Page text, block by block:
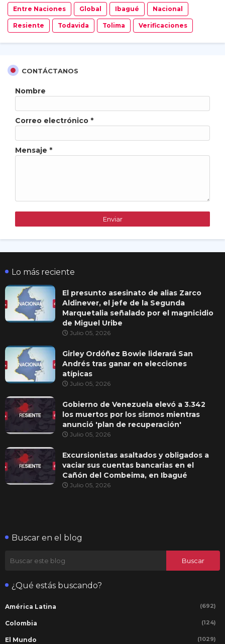
Entre Naciones Global Ibagué Nacional
Resiente Todavida Tolima Verificaciones
CONTÁCTANOS
Nombre
Correo electrónico *
Mensaje *
Lo más reciente
El presunto asesinato de alias Zarco
Aldinever, el jefe de la Segunda
Marquetalia señalado por el magnicidio
de Miguel Uribe
Julio 05, 2026
Girley Ordóñez Bowie liderará San
Andrés tras ganar en elecciones
atípicas
Julio 05, 2026
Gobierno de Venezuela elevó a 3.342
los muertos por los sismos mientras
anunció 'plan de recuperación'
Julio 05, 2026
Excursionistas asaltados y obligados a
vaciar sus cuentas bancarias en el
Cañón del Combeima, en Ibagué
Julio 05, 2026
Buscar en el blog
¿Qué estás buscando?
América Latina (692)
Colombia (124)
El Mundo (1029)